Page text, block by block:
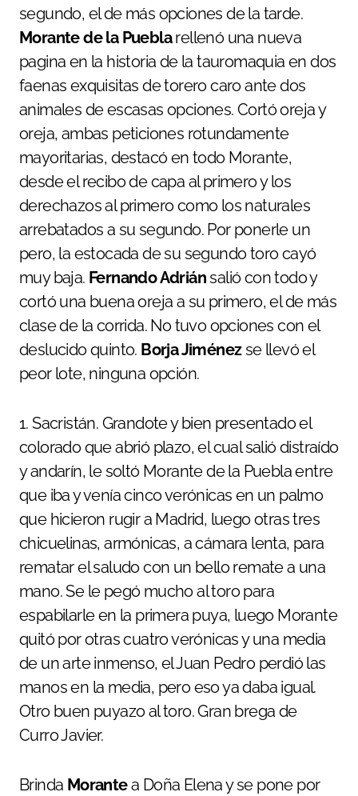
segundo, el de más opciones de la tarde.
Morante de la Pueblarellenó una nueva
pagina en la historia de la tauromaquia en dos
faenas exquisitas de torero caro ante dos
animales de escasas opciones. Cortó oreja y
oreja, ambas peticiones rotundamente
mayoritarias, destacó en todo Morante,
desde el recibo de capa al primero y los
derechazos al primero como los naturales
arrebatados a su segundo. Por ponerle un
pero, la estocada de su segundo toro cayó
muy baja. Fernando Adriánsalió con todo y
cortó una buena oreja a su primero, el de más
clase de la corrida. No tuvo opciones con el
deslucido quinto. Borja Jiménezse llevó el
peor lote, ninguna opción.
1. Sacristán. Grandote y bien presentado el
colorado que abrió plazo, el cual salió distraído
y andarín, le soltó Morante de la Puebla entre
que iba y venía cinco verónicas en un palmo
que hicieron rugir a Madrid, luego otras tres
chicuelinas, armónicas, a cámara lenta, para
rematar el saludo con un bello remate a una
mano. Se le pegó mucho al toro para
espabilarle en la primera puya, luego Morante
quitó por otras cuatro verónicas y una media
de un arte inmenso, el Juan Pedro perdió las
manos en la media, pero eso ya daba igual.
Otro buen puyazo al toro. Gran brega de
Curro Javier.
Brinda Morantea Doña Elena y se pone por